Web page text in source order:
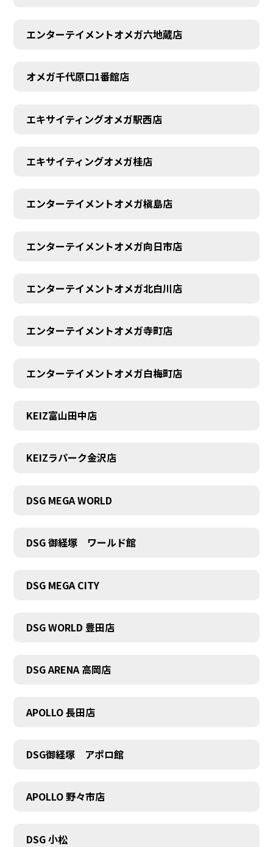
エンターテイメントオメガ六地蔵店
オメガ千代原口1番館店
エキサイティングオメガ駅西店
エキサイティングオメガ桂店
エンターテイメントオメガ槇島店
エンターテイメントオメガ向日市店
エンターテイメントオメガ北白川店
エンターテイメントオメガ寺町店
エンターテイメントオメガ白梅町店
KEIZ富山田中店
KEIZラパーク金沢店
DSG MEGA WORLD
DSG 御経塚 ワールド館
DSG MEGA CITY
DSG WORLD 豊田店
DSG ARENA 高岡店
APOLLO 長田店
DSG御経塚 アポロ館
APOLLO 野々市店
DSG 小松